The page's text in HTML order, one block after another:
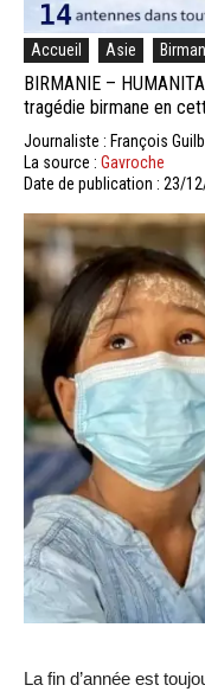
Accueil Asie
BIRMANIE –
tragédie birmane en
Journaliste : François
La source : Gavroche
Date de publication : 23/
La fin d’année est